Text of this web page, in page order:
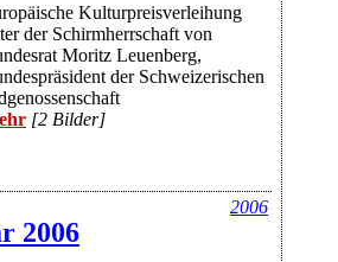
Kulturpreisverleihung
der Schirmherrschaft von
Moritz Leuenberg,
der Schweizerischen
[2 Bilder]
2006
2006